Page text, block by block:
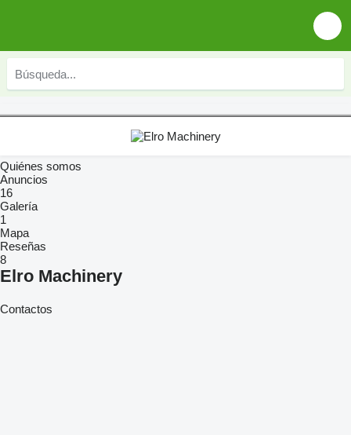
Quiénes somos
Anuncios
16
Galería
1
Mapa
Reseñas
8
Elro Machinery
Contactos